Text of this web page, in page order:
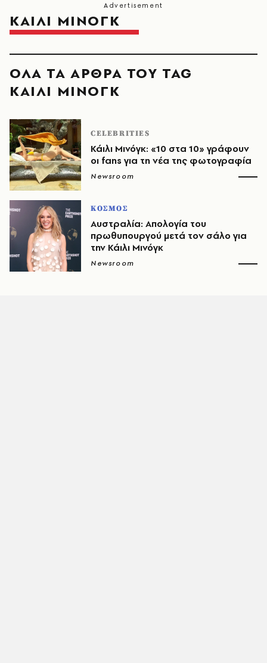
ΚΑΙΛΙ ΜΙΝΟΓΚ
ΟΛΑ ΤΑ ΑΡΘΡΑ ΤΟΥ TAG
ΚΑΙΛΙ ΜΙΝΟΓΚ
CELEBRITIES
Κάιλι Μινόγκ: «10 στα 10» γράφουν
οι fans για τη νέα της φωτογραφία
Newsroom
ΚΟΣΜΟΣ
Αυστραλία: Απολογία του
πρωθυπουργού μετά τον σάλο για
την Κάιλι Μινόγκ
Newsroom